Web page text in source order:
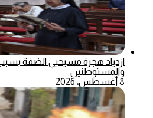
ازدياد هجرة مسيحيي الضفة
والمستوطنين
8 أغسطس، 2026